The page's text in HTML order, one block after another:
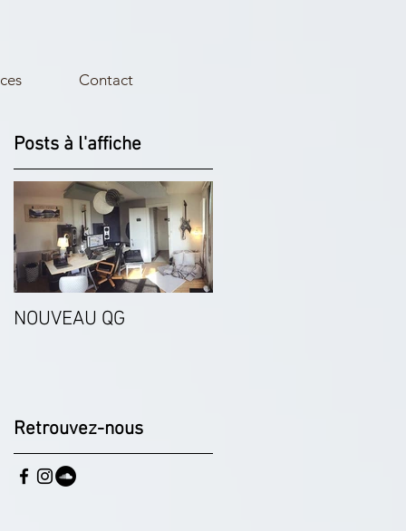
Contact
Posts à l'affiche
NOUVEAU QG
Retrouvez-nous